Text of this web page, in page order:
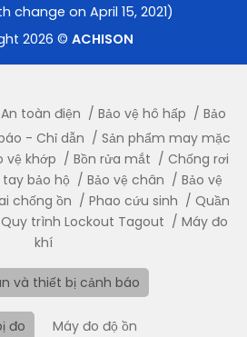
change on April 15, 2021)
2026 © ACHISON
An toàn điện Bảo vệ hô hấp
Bảo
- Chỉ dẫn
Sản phẩm may mặc
vệ khớp Bồn rửa mắt
Chống rơi
bảo hộ Bảo vệ chân
Bảo vệ
chống ồn Phao cứu sinh
Quần
Quy trình Lockout Tagout
Máy đo
khí
và thiết bị cảnh báo
đo Máy đo độ ồn